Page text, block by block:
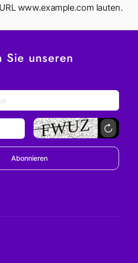
www.example.com lauten.
unseren
Abonnieren